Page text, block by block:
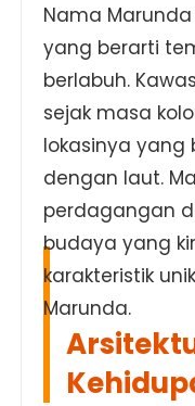
Nama
yang berarti
berlabuh.
sejak masa
lokasinya yang
dengan laut.
perdagangan
budaya yang
karakteristik
Marunda.